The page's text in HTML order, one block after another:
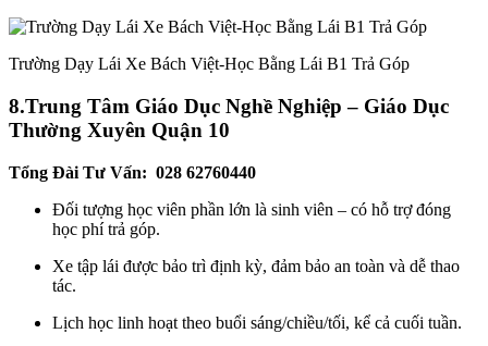
Trường Dạy Lái Xe Bách Việt-Học Bằng Lái B1 Trả Góp
8.Trung Tâm Giáo Dục Nghề Nghiệp – Giáo Dục
Thường Xuyên Quận 10
Tổng Đài Tư Vấn: 028 62760440
Đối tượng học viên phần lớn là sinh viên – có hỗ trợ đóng
học phí trả góp.
Xe tập lái được bảo trì định kỳ, đảm bảo an toàn và dễ thao
tác.
Lịch học linh hoạt theo buổi sáng/chiều/tối, kể cả cuối tuần.